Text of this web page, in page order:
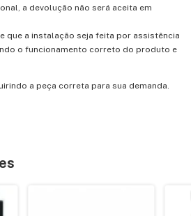
a devolução não será aceita em
que a instalação seja feita por assistência
o funcionamento correto do produto e
a peça correta para sua demanda.